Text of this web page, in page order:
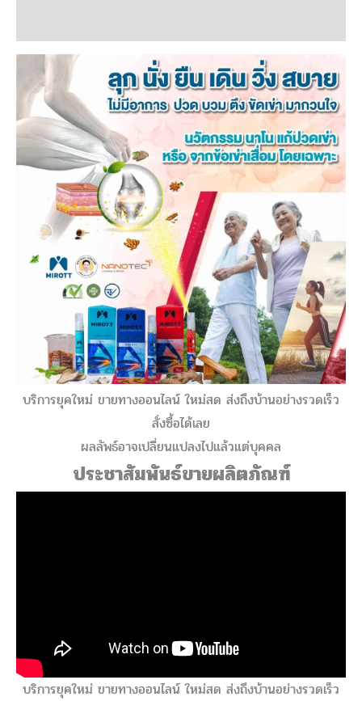
ลึก
แก่น
ชิ้น
บริการยุคใหม่ ขายทางออนไลน์ ใหม่สด ส่งถึงบ้านอย่างรวดเร็ว
สั่งซื้อได้เลย
ผลลัพธ์อาจเปลี่ยนแปลงไปแล้วแต่บุคคล
ประชาสัมพันธ์ขายผลิตภัณฑ์
บริการยุคใหม่ ขายทางออนไลน์ ใหม่สด ส่งถึงบ้านอย่างรวดเร็ว